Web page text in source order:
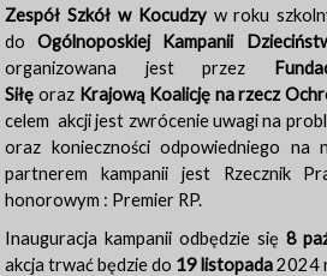
Zespół Szkół w Kocudzyw roku
doOgólnoposkiej Kampanii
organizowana jest przez
Siłę oraz Krajową Koalicję na rzecz
celem akcji jest zwrócenie uwagi na
oraz konieczności odpowiedniego na
partnerem kampanii jest Rzecznik
honorowym : Premier RP.
Inauguracja kampanii odbędzie się 8
akcja trwać będzie do 19 listopada2024